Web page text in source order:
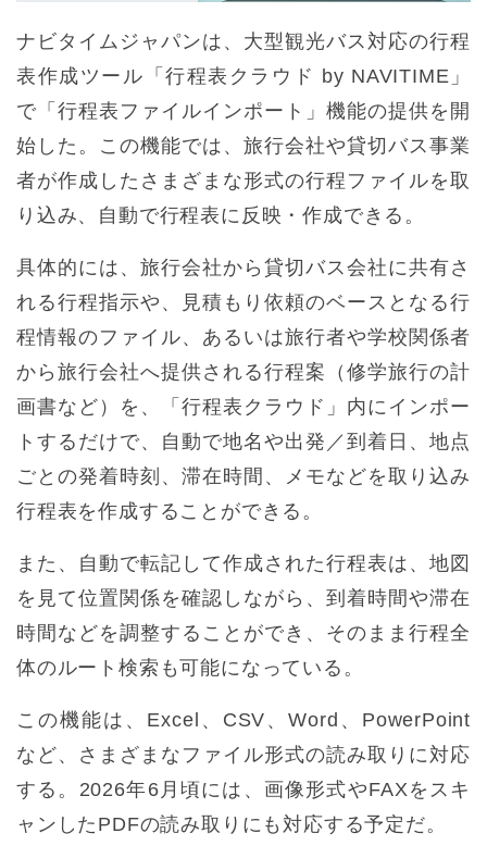
ナビタイムジャパンは、大型観光バス対応の行程
表作成ツール「行程表クラウド by NAVITIME」
で「行程表ファイルインポート」機能の提供を開
始した。この機能では、旅行会社や貸切バス事業
者が作成したさまざまな形式の行程ファイルを取
り込み、自動で行程表に反映・作成できる。
具体的には、旅行会社から貸切バス会社に共有さ
れる行程指示や、見積もり依頼のベースとなる行
程情報のファイル、あるいは旅行者や学校関係者
から旅行会社へ提供される行程案（修学旅行の計
画書など）を、「行程表クラウド」内にインポー
トするだけで、自動で地名や出発／到着日、地点
ごとの発着時刻、滞在時間、メモなどを取り込み
行程表を作成することができる。
また、自動で転記して作成された行程表は、地図
を見て位置関係を確認しながら、到着時間や滞在
時間などを調整することができ、そのまま行程全
体のルート検索も可能になっている。
この機能は、Excel、CSV、Word、PowerPoint
など、さまざまなファイル形式の読み取りに対応
する。2026年6月頃には、画像形式やFAXをスキ
ャンしたPDFの読み取りにも対応する予定だ。